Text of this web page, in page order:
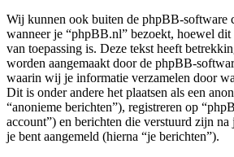
Wij kunnen ook buiten de phpBB-software
wanneer je “phpBB.nl” bezoekt, hoewel dit
van toepassing is. Deze tekst heeft
worden aangemaakt door de phpBB-
waarin wij je informatie verzamelen door
Dit is onder andere het plaatsen als een
“anonieme berichten”), registreren op
account”) en berichten die verstuurd zijn na
je bent aangemeld (hierna “je berichten”).